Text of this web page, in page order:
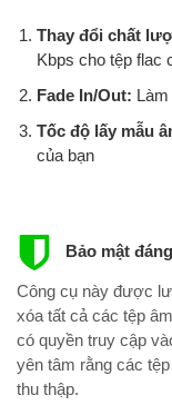
Thay đổi chất
Kbps cho tệp flac
Fade In/Out:
Tốc độ lấy mẫu
của bạn
Bảo mật
Công cụ này được
xóa tất cả các tệp
có quyền truy cập
yên tâm rằng các
thu thập.